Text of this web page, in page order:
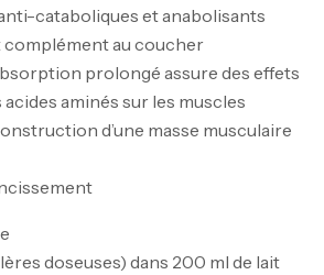
cataboliques et anabolisants
complément au coucher
prolongé assure des effets
aminés sur les muscles
d’une masse musculaire
doseuses) dans 200 ml de lait